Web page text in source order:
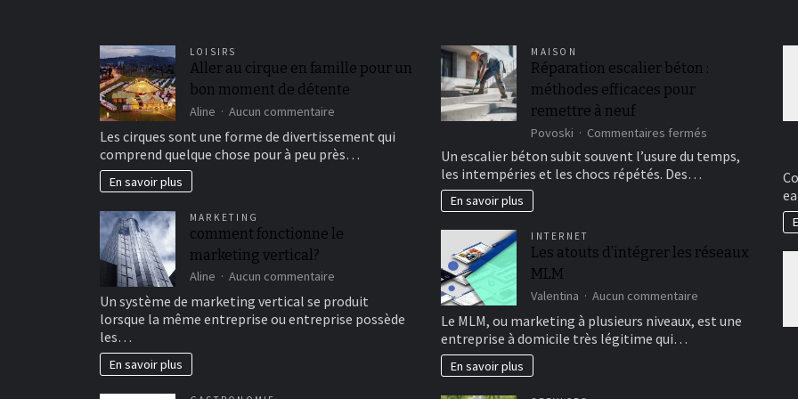
LOISIRS
Aller au cirque en famille pour un
bon moment de détente
Aline Aucun commentaire
au
cirque
bon
Les cirques sont une forme de divertissement qui
comprend quelque chose pour à peu près…
En savoir plus
MARKETING
comment fonctionne le
marketing vertical?
Aline Aucun commentaire
fonctionne
le
Un système de marketing vertical se produit
lorsque la même entreprise ou entreprise possède
les…
En savoir plus
MAISON
Réparation escalier béton :
méthodes efficaces pour
remettre à neuf
Povoski Commentaires fermés
escalier
remettre
Un escalier béton subit souvent l’usure du temps,
les intempéries et les chocs répétés. Des…
En savoir plus
INTERNET
Les atouts d’intégrer les réseaux
MLM
Valentina Aucun commentaire
atouts
Le MLM, ou marketing à plusieurs niveaux, est une
entreprise à domicile très légitime qui…
En savoir plus